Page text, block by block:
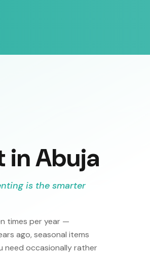
in Abuja
is the smarter
times per year —
ago, seasonal items
need occasionally rather